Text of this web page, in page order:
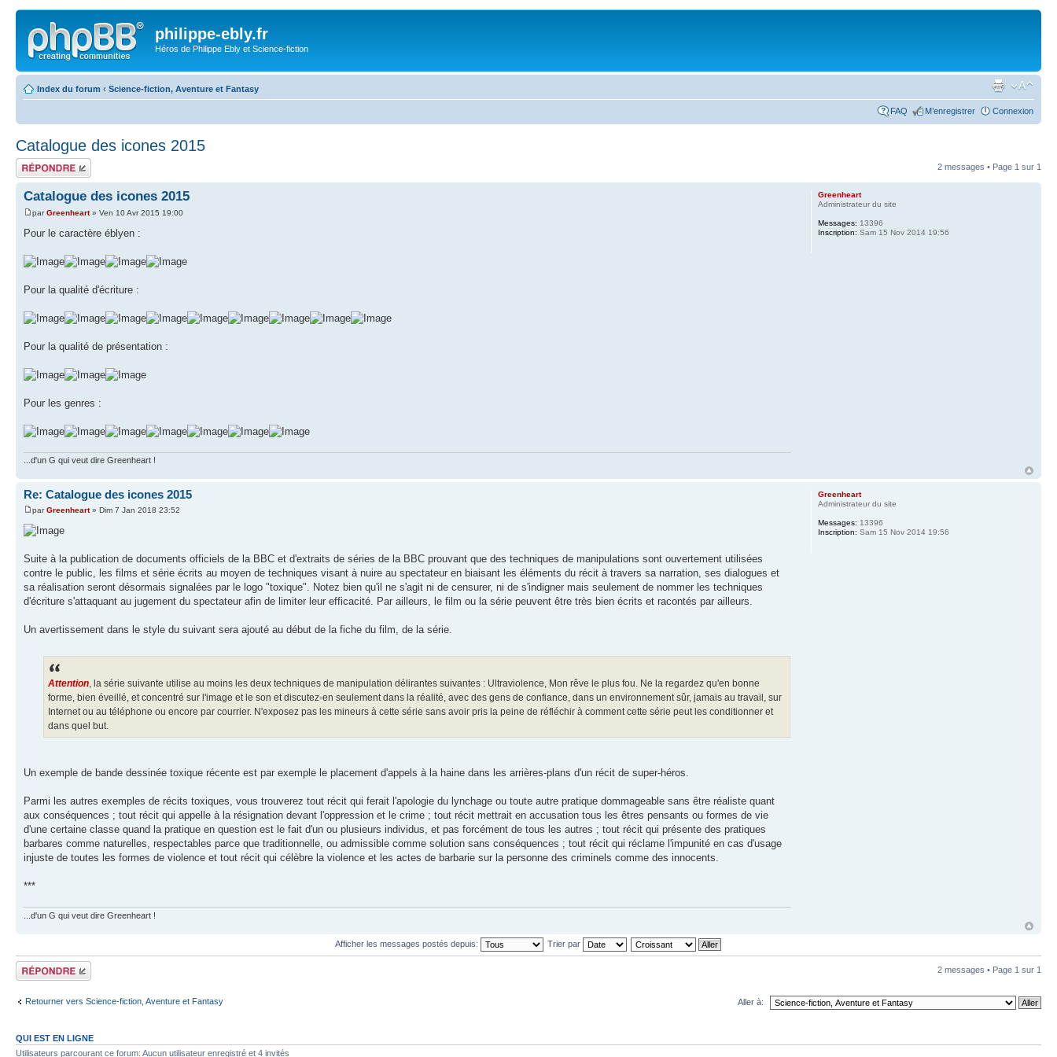
philippe-ebly.fr
Héros de Philippe Ebly et Science-fiction
Index du forum ‹ Science-fiction, Aventure et Fantasy
FAQ M’enregistrer Connexion
Catalogue des icones 2015
Répondre 2 messages • Page 1 sur 1
Catalogue des icones 2015
parGreenheart» Ven 10 Avr 2015 19:00
Pour le caractère éblyen :
Pour la qualité d'écriture :
Pour la qualité de présentation :
Pour les genres :
...d'un G qui veut dire Greenheart !
Greenheart
Administrateur du site
Messages: 13396
Inscription: Sam 15 Nov 2014 19:56
Re: Catalogue des icones 2015
parGreenheart» Dim 7 Jan 2018 23:52
Suite à la publication de documents officiels de la BBC et d'extraits de séries de la BBC prouvant que des techniques de manipulations sont ouvertement utilisées
contre le public, les films et série écrits au moyen de techniques visant à nuire au spectateur en biaisant les éléments du récit à travers sa narration, ses dialogues et
sa réalisation seront désormais signalées par le logo "toxique". Notez bien qu'il ne s'agit ni de censurer, ni de s'indigner mais seulement de nommer les techniques
d'écriture s'attaquant au jugement du spectateur afin de limiter leur efficacité. Par ailleurs, le film ou la série peuvent être très bien écrits et racontés par ailleurs.
Un avertissement dans le style du suivant sera ajouté au début de la fiche du film, de la série.
Attention, la série suivante utilise au moins les deux techniques de manipulation délirantes suivantes : Ultraviolence, Mon rêve le plus fou. Ne la regardez qu'en bonne
forme, bien éveillé, et concentré sur l'image et le son et discutez-en seulement dans la réalité, avec des gens de confiance, dans un environnement sûr, jamais au travail, sur
Internet ou au téléphone ou encore par courrier. N'exposez pas les mineurs à cette série sans avoir pris la peine de réfléchir à comment cette série peut les conditionner et
dans quel but.
Un exemple de bande dessinée toxique récente est par exemple le placement d'appels à la haine dans les arrières-plans d'un récit de super-héros.
Parmi les autres exemples de récits toxiques, vous trouverez tout récit qui ferait l'apologie du lynchage ou toute autre pratique dommageable sans être réaliste quant
aux conséquences ; tout récit qui appelle à la résignation devant l'oppression et le crime ; tout récit mettrait en accusation tous les êtres pensants ou formes de vie
d'une certaine classe quand la pratique en question est le fait d'un ou plusieurs individus, et pas forcément de tous les autres ; tout récit qui présente des pratiques
barbares comme naturelles, respectables parce que traditionnelle, ou admissible comme solution sans conséquences ; tout récit qui réclame l'impunité en cas d'usage
injuste de toutes les formes de violence et tout récit qui célèbre la violence et les actes de barbarie sur la personne des criminels comme des innocents.
***
...d'un G qui veut dire Greenheart !
Greenheart
Administrateur du site
Messages: 13396
Inscription: Sam 15 Nov 2014 19:56
Afficher les messages postés depuis: Trier par
Répondre 2 messages • Page 1 sur 1
Retourner vers Science-fiction, Aventure et Fantasy Aller à:
QUI EST EN LIGNE
Utilisateurs parcourant ce forum: Aucun utilisateur enregistré et 4 invités